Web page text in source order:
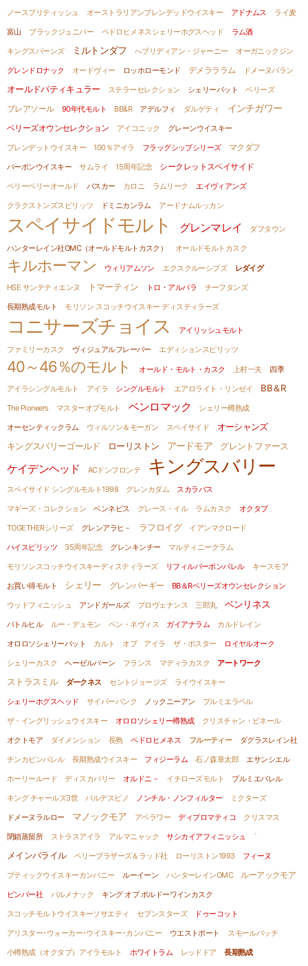
ノースブリティッシュ オーストラリアンブレンデッドウイスキー アドナムス
ライ麦
富山
ブラックジュニパー ペドロヒメネスシェリーホグスヘッド
ラム酒
キングスバーンズ
ミルトンダフ へブリディアン・ジャーニー
オーガニックジン
グレンドロナック
オードヴィー ロッホローモンド デメラララム ドメーヌパラン
オールドパティキュラー ステラーセレクション シェリーバット
ベリーズ
ブレアソール
90年代モルト BB&R アデルフィ ダルゲティ インチガワー
ベリーズオウンセレクション アイコニック
グレーンウイスキー
ブレンデットウイスキー
100％アイラ フラッグシップシリーズ
マクダフ
バーボンウイスキー
サムライ 15周年記念
シークレットスペイサイド
ベリーベリーオールド
バスカー カロニ ラムリーク
エイヴィアンズ
クラクストンズスピリッツ
ドミニカンラム アードナムルッカン
スペイサイドモルト グレンマレイ
ダフタウン
ハンターレイン社OMC（オールドモルトカスク）
オールドモルトカスク
キルホーマン ウィリアムソン エクスクルーシブズ
レダイグ
HSE サンテティエンヌ
トマーティン トロ・アルバラ
チーフタンズ
長期熟成モルト
モリソン スコッチウイスキー ディスティラーズ
コニサーズチョイス
アイリッシュモルト
ファミリーカスク
ヴィジュアルフレーバー エディションスピリッツ
40～46％のモルト オールド・モルト・カスク 上村一夫
四季
アイラシングルモルト
アイラ シングルモルト エアロライト・リンゼイ BB＆R
The Pioneers マスターオブモルト ベンロマック
シェリー樽熟成
オーセンティックラム
ウィルソン＆モーガン スペイサイド
オーシャンズ
キングスバリーゴールド
ローリストン アードモア グレントファース
ケイデンヘッド ACドンフロンテ キングスバリー
スペイサイド シングルモルト1998 グレンカダム
スカラバス
マギーズ・コレクション
ベンネビス グレース・イル ラムカスク
オクタブ
TOGETHERシリーズ
グレンアラヒ－ ラフロイグ
イアンマクロード
ハイスピリッツ
35周年記念 グレンキンチー
マルティニークラム
モリソンスコッチウイスキーディスティラーズ
リフィルバーボンバレル
キースモア
お買い得モルト
シェリー グレンバーギー
BB＆Rベリーズオウンセレクション
ウッドフィニッシュ
アンドガールズ プロヴェナンス 三郎丸 ベンリネス
バトルヒル ルー・デュモン ベン・ネヴィス ガイアナラム
カルドレイン
オロロソシェリーバット
カルト オブ アイラ ザ・ポスター
ロイヤルオーク
シェリーカスク
ヘーゼルバーン フランス マディラカスク アートワーク
ストラスミル ダークネス セントジョージズ
ライウイスキー
シェリーホグスヘッド
サイバーパンク ノックニーアン
プルミエラベル
ザ・イングリッシュウイスキー
オロロソシェリー樽熟成
クリスチャン・ビネール
オクトモア
ダイメンション 長熟 ペドロヒメネス フルーティー
ダグラスレイン社
チンカピンバレル
長期熟成ウイスキー フィジーラム 石ノ森章太郎
エサンシエル
ホーリールード
ディスカバリー オルドニ－ イチローズモルト
プルミエバレル
キング チャールズ3世
バルデスピノ ノンチル・ノンフィルター
ミクターズ
ドメーヌラルロー
マノックモア アベラワー ディプロマティコ
クリスマス
閉鎖蒸留所
ストラスアイラ アルマニャック サシカイアフィニッシュ `
メインバライル ベリーブラザーズ＆ラッド社 ローリストン1993
フィーヌ
ブティックウイスキーカンパニー
ルーイーン ハンターレインOMC ルーアックモア
ビンバー社 バルメナック
キング オブ ボルドーワインカスク
スコッチモルトウイスキーソサエティ
セブンスターズ
ドゥーコット
アリスター･ウォーカー･ウイスキー･カンパニー
ウエストポート
スモールバッチ
小樽熟成（オクタブ）アイラモルト
ホワイトラム レッドドア
長期熟成